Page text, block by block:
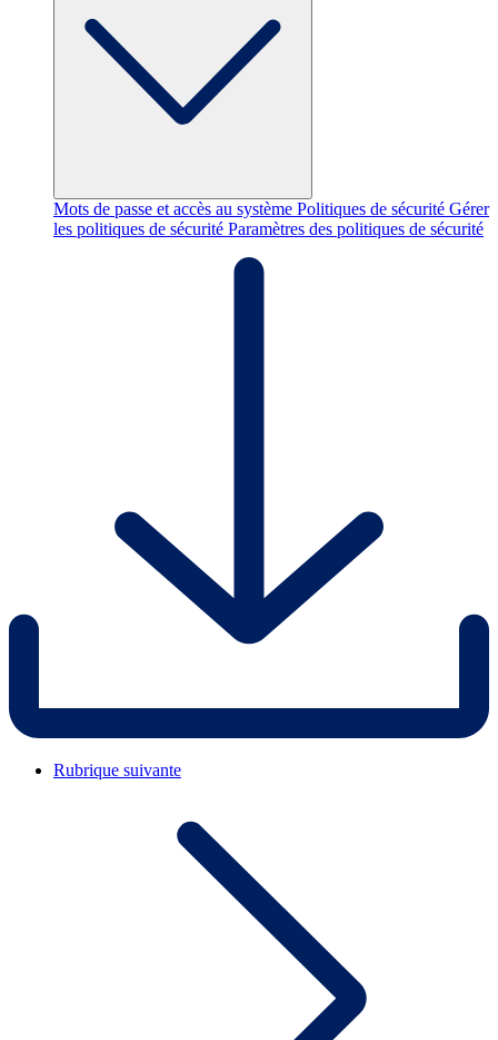
Mots de passe et accès au système Politiques de sécurité Gérer
les politiques de sécurité Paramètres des politiques de sécurité
Rubrique suivante